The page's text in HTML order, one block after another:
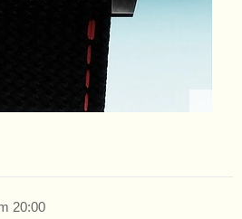
20:00